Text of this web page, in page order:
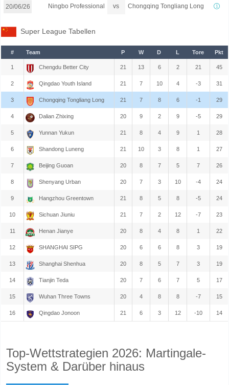
20/06/26 Ningbo Professional vs Chongqing Tongliang Long
Super League Tabellen
# Team P W D L Tore Pkt
1 Chengdu Better City 21 13 6 2 21 45
2 Qingdao Youth Island 21 7 10 4 -3 31
3 Chongqing Tongliang Long 21 7 8 6 -1 29
4 Dalian Zhixing 20 9 2 9 -5 29
5 Yunnan Yukun 21 8 4 9 1 28
6 Shandong Luneng 21 10 3 8 1 27
7 Beijing Guoan 20 8 7 5 7 26
8 Shenyang Urban 20 7 3 10 -4 24
9 Hangzhou Greentown 21 8 5 8 -5 24
10 Sichuan Jiuniu 21 7 2 12 -7 23
11 Henan Jianye 20 8 4 8 1 22
12 SHANGHAI SIPG 20 6 6 8 3 19
13 Shanghai Shenhua 20 8 5 7 3 19
14 Tianjin Teda 20 7 6 7 5 17
15 Wuhan Three Towns 20 4 8 8 -7 15
16 Qingdao Jonoon 21 6 3 12 -10 14
Top-Wettstrategien 2026: Martingale-
System & Darüber hinaus